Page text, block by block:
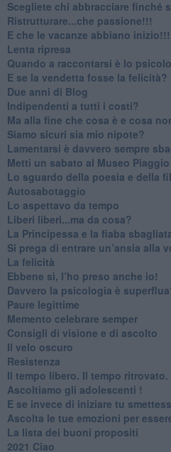
​Scegliete chi abbracciare finché
​Ristrutturare...che passione!!!
​E che le vacanze abbiano inizio!!!
​Lenta ripresa
​Quando a raccontarsi è lo
​E se la vendetta fosse la felicità?
​Due anni di Blog
​Indipendenti a tutti i costi?
​Ma alla fine che cosa è e cosa
​Siamo sicuri sia mio nipote?
​Lamentarsi è davvero sempre
​Metti un sabato al Museo Piaggio
​Lo sguardo della poesia e della
Autosabotaggio
​Lo aspettavo da tempo
​Liberi liberi...ma da cosa?
​La Principessa e la fiaba
Si prega di entrare un’ansia alla
​La felicità
​Ebbene sì, l’ho preso anche io!
​Davvero la psicologia è
Paure legittime
​Memento celebrare semper
​Consigli di visione e di ascolto
​Il velo oscuro
Resistenza
​Il tempo libero. Il tempo ritrovato.
Ascoltiamo gli adolescenti !
​E se invece di iniziare tu
​Ascolta le tue emozioni per
​La lista dei buoni propositi
2021 Ciao